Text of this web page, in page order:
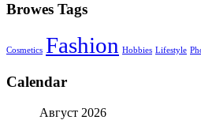
Browes Tags
Cosmetics Fashion Hobbies Lifestyle
Calendar
Август 2026